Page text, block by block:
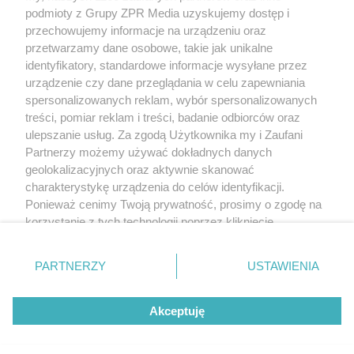
(w tym także elektroniczny lub mechaniczny) na jakimkolwiek polu
eksploatacji w jakiejkolwiek formie, włącznie z umieszczaniem w
Internecie bez pisemnej zgody właściciela praw. Jakiekolwiek użycie
lub wykorzystanie utworów w całości lub w części z naruszeniem
prawa, tzn. bez właściwej zgody, jest zabronione pod groźbą kary i
może być ścigane prawnie.
O nas
Informacje prawne
Nasze serwisy
podmioty z Grupy ZPR Media uzyskujemy dostęp i
przechowujemy informacje na urządzeniu oraz
przetwarzamy dane osobowe, takie jak unikalne
identyfikatory, standardowe informacje wysyłane przez
urządzenie czy dane przeglądania w celu zapewniania
spersonalizowanych reklam, wybór spersonalizowanych
treści, pomiar reklam i treści, badanie odbiorców oraz
ulepszanie usług. Za zgodą Użytkownika my i Zaufani
Partnerzy możemy używać dokładnych danych
geolokalizacyjnych oraz aktywnie skanować
charakterystykę urządzenia do celów identyfikacji.
Ponieważ cenimy Twoją prywatność, prosimy o zgodę na
korzystanie z tych technologii poprzez kliknięcie
zmienić/wycofać klikając przycisk ustawień prywatności
znajdujący się w lewym dolnym rogu strony
rodzaje przetwarzania danych nie wymagają zgody
użytkownika, ale masz prawo sprzeciwić się takiemu
przetwarzaniu. Preferencje będą miały zastosowanie tylko
PARTNERZY USTAWIENIA
Akceptuję